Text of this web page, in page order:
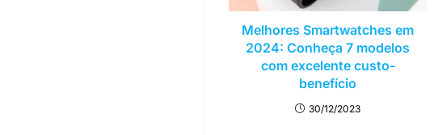
Melhores Smartwatches em
2024: Conheça 7 modelos
com excelente custo-
benefício
30/12/2023